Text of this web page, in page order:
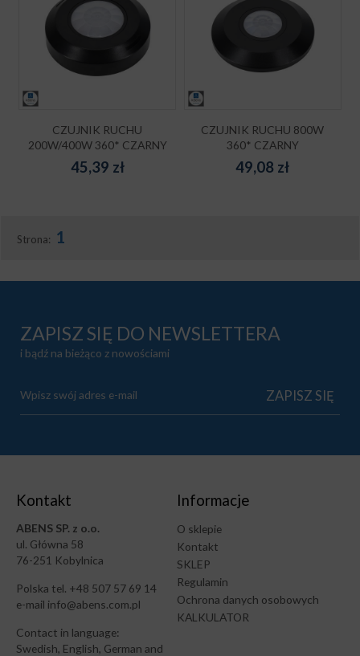
CZUJNIK RUCHU
200W/400W 360* CZARNY
45,39 zł
CZUJNIK RUCHU 800W
360* CZARNY
49,08 zł
Strona: 1
ZAPISZ SIĘ DO NEWSLETTERA
i bądź na bieżąco z nowościami
Kontakt
ABENS SP. z o.o.
ul. Główna 58
76-251 Kobylnica
Polska tel. +48 507 57 69 14
e-mail info@abens.com.pl
Contact in language:
Swedish, English, German and
Informacje
O sklepie
Kontakt
SKLEP
Regulamin
Ochrona danych osobowych
KALKULATOR